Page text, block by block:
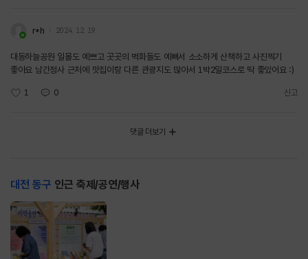
r*h 2024. 12. 19.
대동하늘공원 일몰도 예쁘고 곳곳의 벽화들도 예뻐서 소소하게 산책하고 사진찍기
좋아요 남간정사 근처에 맛집이랑 다른 관광지도 많아서 1박2일코스로 딱 좋았어요 :)
1 0 신고
댓글 더보기
대전 동구 인근 축제/공연/행사